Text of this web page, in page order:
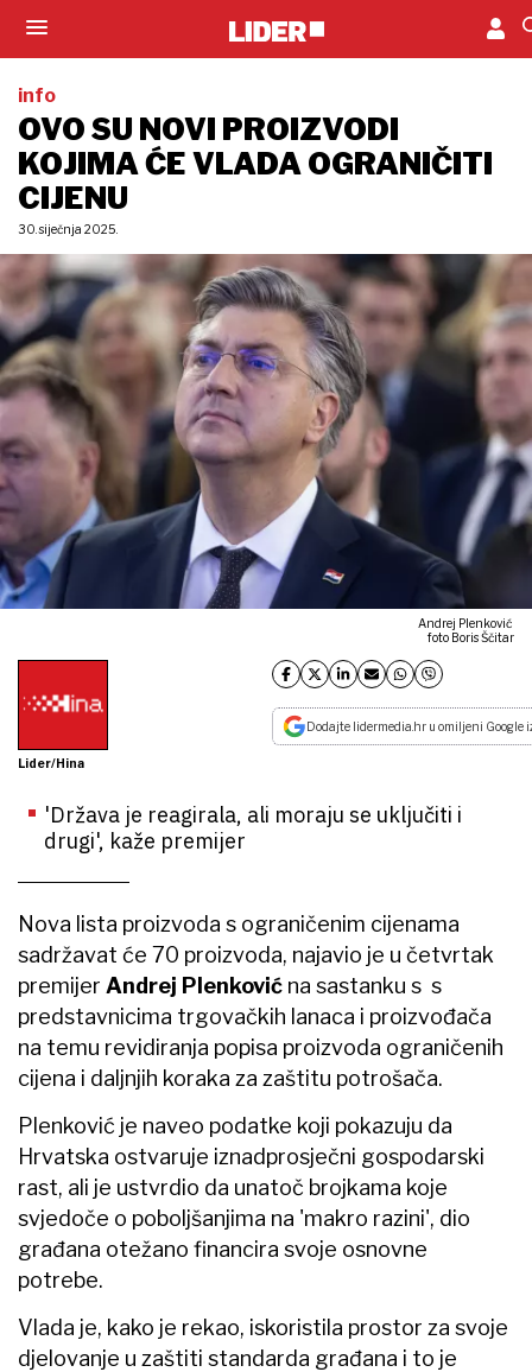
info
OVO SU NOVI PROIZVODI
KOJIMA ĆE VLADA OGRANIČITI
CIJENU
30. siječnja 2025.
Andrej Plenković
foto Boris Ščitar
Lider/Hina
Dodajte lidermedia.hr u omiljeni Google
'Država je reagirala, ali moraju se uključiti i
drugi', kaže premijer
Nova lista proizvoda s ograničenim cijenama
sadržavat će 70 proizvoda, najavio je u četvrtak
premijer Andrej Plenković na sastanku s s
predstavnicima trgovačkih lanaca i proizvođača
na temu revidiranja popisa proizvoda ograničenih
cijena i daljnjih koraka za zaštitu potrošača.
Plenković je naveo podatke koji pokazuju da
Hrvatska ostvaruje iznadprosječni gospodarski
rast, ali je ustvrdio da unatoč brojkama koje
svjedoče o poboljšanjima na 'makro razini', dio
građana otežano financira svoje osnovne
potrebe.
Vlada je, kako je rekao, iskoristila prostor za svoje
djelovanje u zaštiti standarda građana i to je